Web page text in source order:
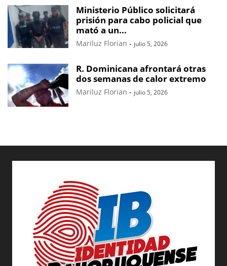
Ministerio Público solicitará
prisión para cabo policial que
mató a un...
Mariluz Florian - julio 5, 2026
R. Dominicana afrontará otras
dos semanas de calor extremo
Mariluz Florian - julio 5, 2026